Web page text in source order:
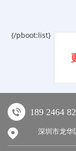
{/pboot:list}
189 2464
深圳市龙华